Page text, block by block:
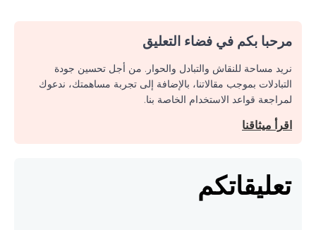
مرحبا بكم في فضاء التعليق
نريد مساحة للنقاش والتبادل والحوار. من أجل تحسين جودة
التبادلات بموجب مقالاتنا، بالإضافة إلى تجربة مساهمتك، ندعوك
لمراجعة قواعد الاستخدام الخاصة بنا.
اقرأ ميثاقنا
تعليقاتكم